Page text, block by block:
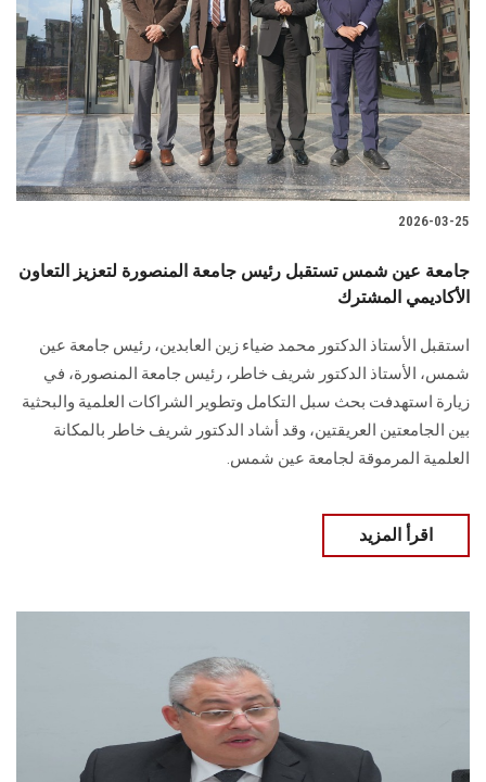
2026-03-25
جامعة عين شمس تستقبل رئيس جامعة المنصورة لتعزيز التعاون
الأكاديمي المشترك
استقبل الأستاذ الدكتور محمد ضياء زين العابدين، رئيس جامعة عين
شمس، الأستاذ الدكتور شريف خاطر، رئيس جامعة المنصورة، في
زيارة استهدفت بحث سبل التكامل وتطوير الشراكات العلمية والبحثية
بين الجامعتين العريقتين، وقد أشاد الدكتور شريف خاطر بالمكانة
العلمية المرموقة لجامعة عين شمس.
اقرأ المزيد